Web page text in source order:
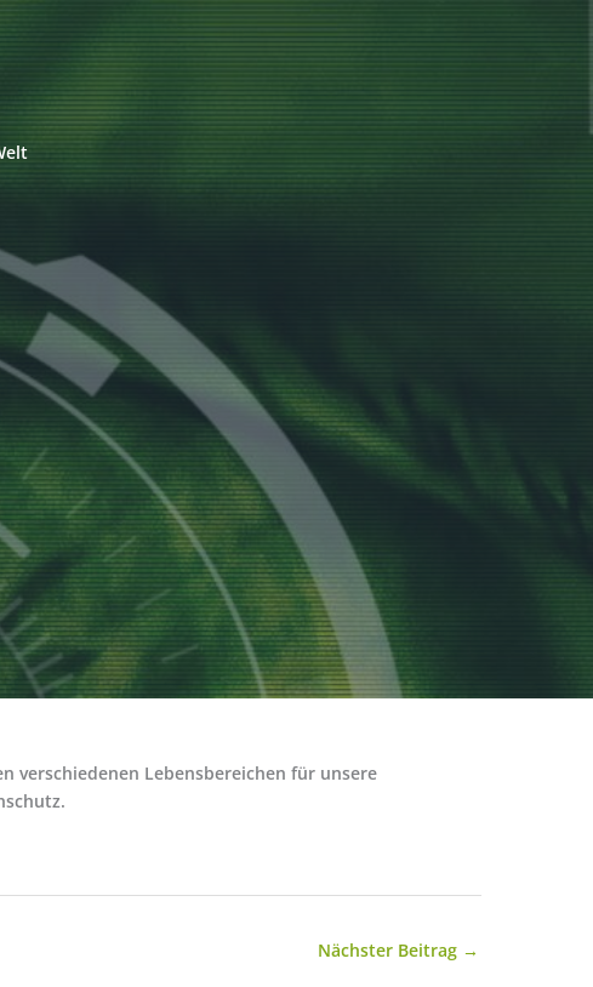
verschiedenen Lebensbereichen für unsere
Nächster Beitrag →